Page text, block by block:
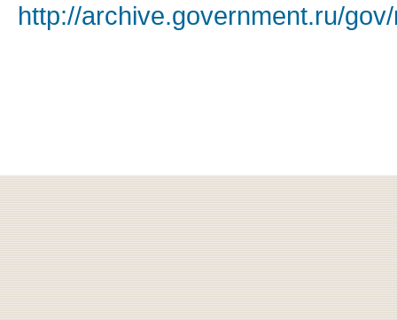
http://archive.government.ru/